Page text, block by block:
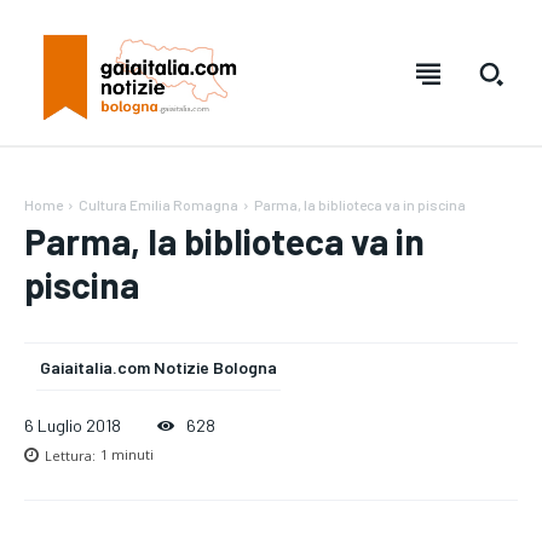
Testo: A- Reset
Testo: A- Reset
Home Cultura Emilia Romagna Parma, la biblioteca va in piscina
Parma, la biblioteca va in
piscina
Gaiaitalia.com Notizie Bologna
6 Luglio 2018 628
Lettura: 1 minuti